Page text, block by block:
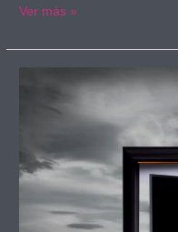
Ver más »
empresarial: